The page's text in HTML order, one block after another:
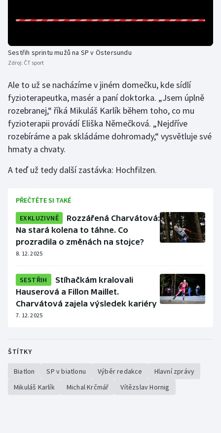
Sestřih sprintu mužů na SP v Östersundu
Zdroj: ČT sport
Ale to už se nacházíme v jiném domečku, kde sídlí
fyzioterapeutka, masér a paní doktorka. „Jsem úplně
rozebranej,“ říká Mikuláš Karlík během toho, co mu
fyzioterapii provádí Eliška Němečková. „Nejdříve
rozebíráme a pak skládáme dohromady,“ vysvětluje své
hmaty a chvaty.
A teď už tedy další zastávka: Hochfilzen.
PŘEČTĚTE SI TAKÉ
EXKLUZIVNĚ
Rozzářená Charvátová:
Na stará kolena to táhne. Co
prozradila o změnách na stojce?
8. 12. 2025
SESTŘIH
Stíhačkám kralovali
Hauserová a Fillon Maillet.
Charvátová zajela výsledek kariéry
7. 12. 2025
ŠTÍTKY
Biatlon SP v biatlonu Výběr redakce
Hlavní zprávy
Mikuláš Karlík
Michal Krčmář Vítězslav Hornig